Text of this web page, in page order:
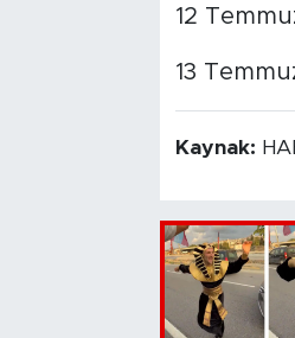
12
13
Kaynak: